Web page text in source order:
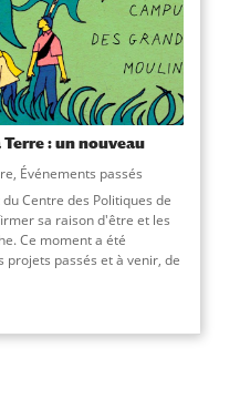
: un nouveau
, Événements passés
Centre des Politiques de
sa raison d'être et les
Ce moment a été
projets passés et à venir, de